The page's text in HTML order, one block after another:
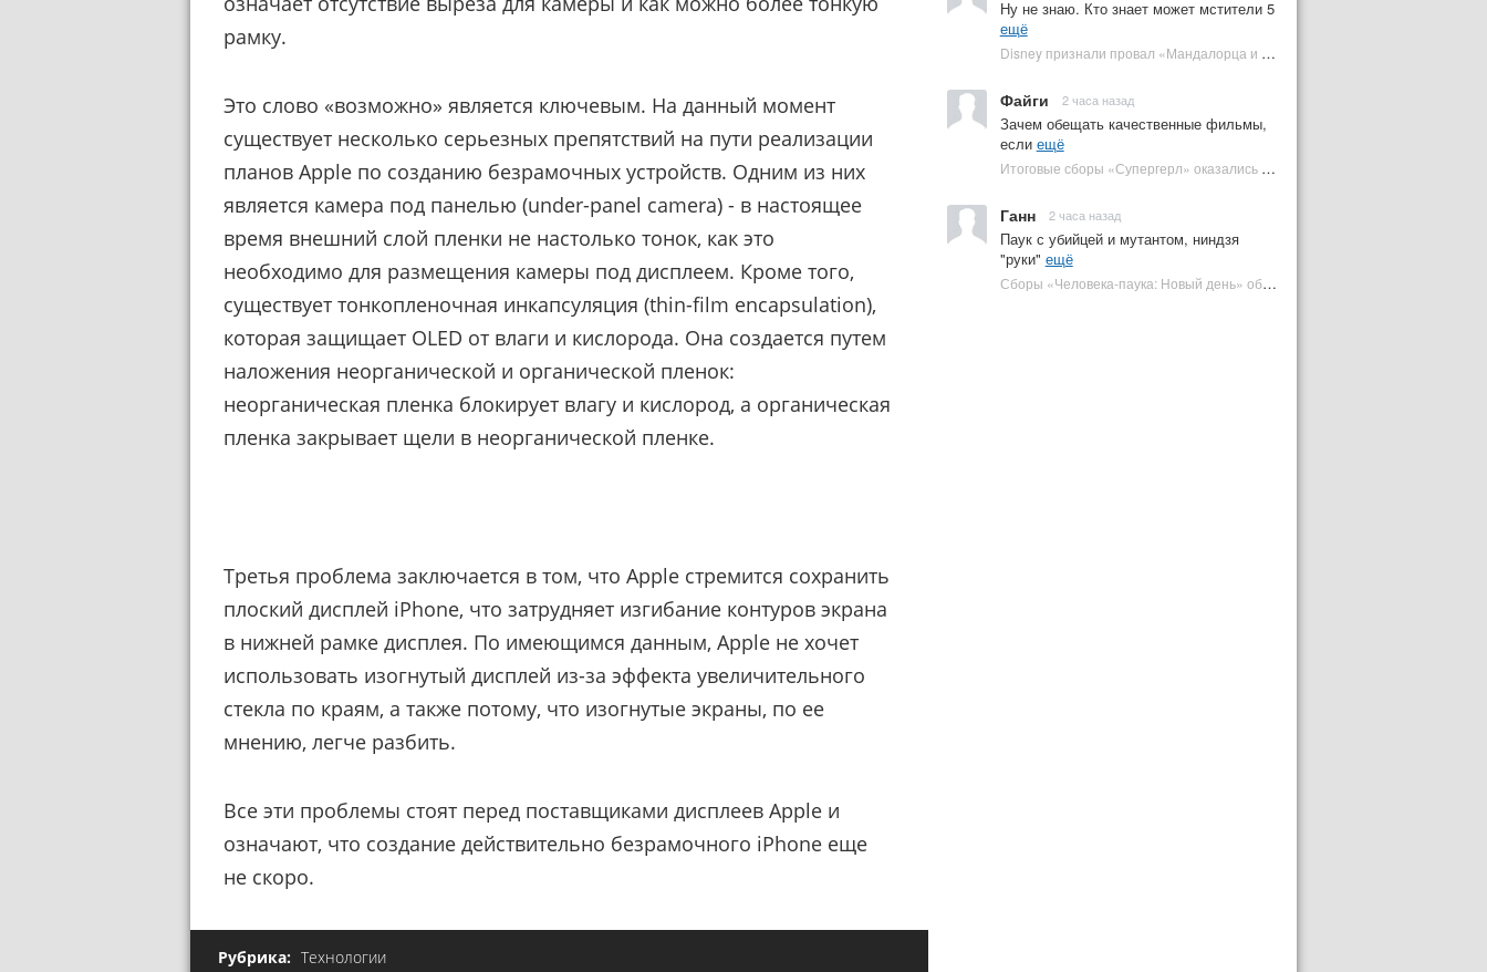
Ну не знаю. Кто знает может мстители 5
ещё
Disney признали провал «Мандалорца и Грогу» и еще одной новинки | Plugged In Ru
Файги 2 часа назад
Зачем обещать качественные фильмы,
если ещё
Итоговые сборы «Супергерл» оказались худшими для DC за два десятилетия | Plugged In Ru
Ганн 2 часа назад
Паук с убийцей и мутантом, ниндзя
"руки" ещё
Сборы «Человека-паука: Новый день» обошли самый кассовый фильм DC | Plugged In Ru
рамку.
Это слово «возможно» является ключевым. На данный момент
существует несколько серьезных препятствий на пути реализации
планов Apple по созданию безрамочных устройств. Одним из них
является камера под панелью (under-panel camera) - в настоящее
время внешний слой пленки не настолько тонок, как это
необходимо для размещения камеры под дисплеем. Кроме того,
существует тонкопленочная инкапсуляция (thin-film encapsulation),
которая защищает OLED от влаги и кислорода. Она создается путем
наложения неорганической и органической пленок:
неорганическая пленка блокирует влагу и кислород, а органическая
пленка закрывает щели в неорганической пленке.
Третья проблема заключается в том, что Apple стремится сохранить
плоский дисплей iPhone, что затрудняет изгибание контуров экрана
в нижней рамке дисплея. По имеющимся данным, Apple не хочет
использовать изогнутый дисплей из-за эффекта увеличительного
стекла по краям, а также потому, что изогнутые экраны, по ее
мнению, легче разбить.
Все эти проблемы стоят перед поставщиками дисплеев Apple и
означают, что создание действительно безрамочного iPhone еще
не скоро.
Рубрика: Технологии